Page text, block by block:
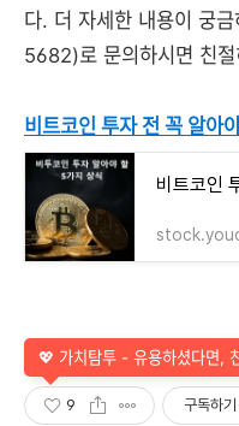
다. 더 자세한 내용이 궁
5682)로 문의하시면 친
비트코인 투자 전 꼭 알아
💖 가치탐투 - 유용하셨다면,
9 구독하기